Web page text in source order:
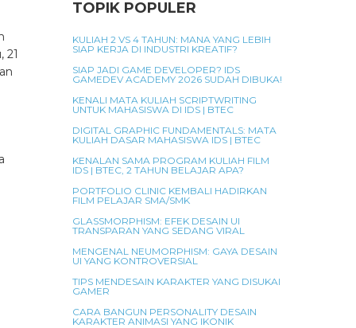
21
TOPIK POPULER
KULIAH 2 VS 4 TAHUN: MANA YANG LEBIH
SIAP KERJA DI INDUSTRI KREATIF?
SIAP JADI GAME DEVELOPER? IDS
GAMEDEV ACADEMY 2026 SUDAH DIBUKA!
KENALI MATA KULIAH SCRIPTWRITING
UNTUK MAHASISWA DI IDS | BTEC
DIGITAL GRAPHIC FUNDAMENTALS: MATA
KULIAH DASAR MAHASISWA IDS | BTEC
KENALAN SAMA PROGRAM KULIAH FILM
IDS | BTEC, 2 TAHUN BELAJAR APA?
PORTFOLIO CLINIC KEMBALI HADIRKAN
FILM PELAJAR SMA/SMK
GLASSMORPHISM: EFEK DESAIN UI
TRANSPARAN YANG SEDANG VIRAL
MENGENAL NEUMORPHISM: GAYA DESAIN
UI YANG KONTROVERSIAL
TIPS MENDESAIN KARAKTER YANG DISUKAI
GAMER
CARA BANGUN PERSONALITY DESAIN
KARAKTER ANIMASI YANG IKONIK